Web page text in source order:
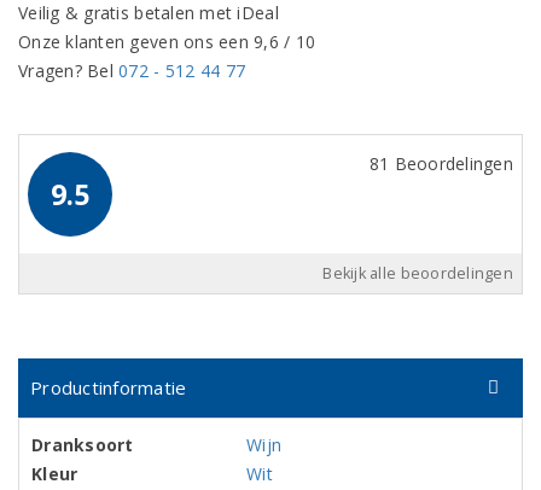
Veilig & gratis betalen met iDeal
Onze klanten geven ons een 9,6 / 10
Vragen? Bel072 - 512 44 77
9.5
81 Beoordelingen
Bekijk alle beoordelingen
Productinformatie
Dranksoort
Wijn
Kleur
Wit